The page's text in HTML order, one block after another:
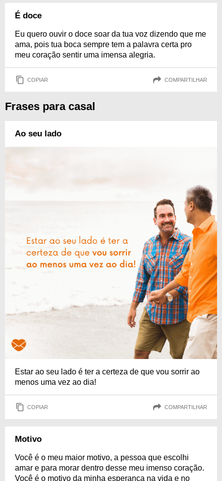
É doce
Eu quero ouvir o doce soar da tua voz dizendo que me
ama, pois tua boca sempre tem a palavra certa pro
meu coração sentir uma imensa alegria.
COPIAR COMPARTILHAR
Frases para casal
Ao seu lado
Estar ao seu lado é ter a certeza de que vou sorrir ao
menos uma vez ao dia!
COPIAR COMPARTILHAR
Motivo
Você é o meu maior motivo, a pessoa que escolhi
amar e para morar dentro desse meu imenso coração.
Você é o motivo da minha esperança na vida e no